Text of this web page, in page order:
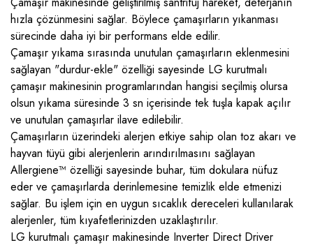
hızla çözünmesini sağlar. Böylece çamaşırların yıkanması
sürecinde daha iyi bir performans elde edilir.
Çamaşır yıkama sırasında unutulan çamaşırların eklenmesini
sağlayan "durdur-ekle" özelliği sayesinde LG kurutmalı
çamaşır makinesinin programlarından hangisi seçilmiş olursa
olsun yıkama süresinde 3 sn içerisinde tek tuşla kapak açılır
ve unutulan çamaşırlar ilave edilebilir.
Çamaşırların üzerindeki alerjen etkiye sahip olan toz akarı ve
hayvan tüyü gibi alerjenlerin arındırılmasını sağlayan
Allergiene™ özelliği sayesinde buhar, tüm dokulara nüfuz
eder ve çamaşırlarda derinlemesine temizlik elde etmenizi
sağlar. Bu işlem için en uygun sıcaklık dereceleri kullanılarak
alerjenler, tüm kıyafetlerinizden uzaklaştırılır.
LG kurutmalı çamaşır makinesinde Inverter Direct Driver